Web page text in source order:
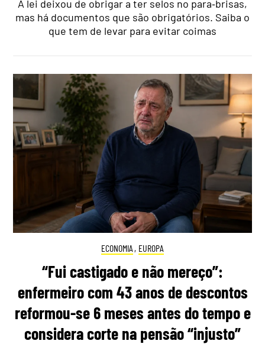
A lei deixou de obrigar a ter selos no para‑brisas,
mas há documentos que são obrigatórios. Saiba o
que tem de levar para evitar coimas
ECONOMIA , EUROPA
“Fui castigado e não mereço”:
enfermeiro com 43 anos de descontos
reformou-se 6 meses antes do tempo e
considera corte na pensão “injusto”